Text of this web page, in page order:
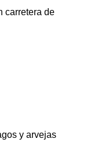
carretera de
y arvejas